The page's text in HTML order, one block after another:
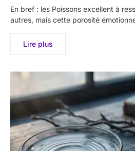
En bref : les Poissons excellent à
autres, mais cette porosité
Lire plus